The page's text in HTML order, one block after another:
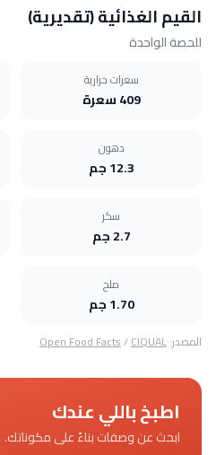
القيم الغذائية (تقديرية)
للحصة الواحدة
سعرات حرارية
409 سعرة
دهون
12.3 جم
سكر
2.7 جم
ملح
1.70 جم
المصدر: Open Food Facts/CIQUAL
اطبخ باللي عندك
ابحث عن وصفات بناءً على مكوناتك.